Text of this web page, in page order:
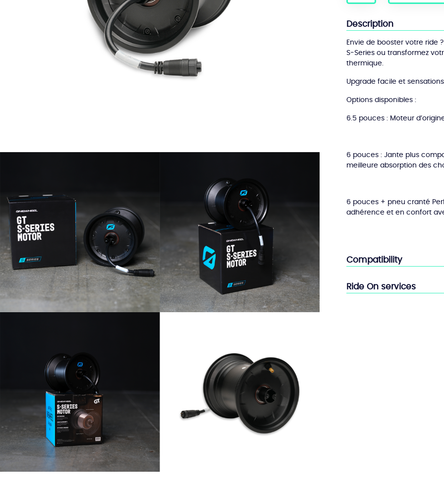
Moteur
GT
Series
Description
Envie de booster votre ride
S-Series ou transformez
thermique.
Upgrade facile et
Options disponibles :
6.5 pouces : Moteur
6 pouces : Jante plus
meilleure absorption des
6 pouces + pneu cranté
adhérence et en confort
Compatibility
Ride On services